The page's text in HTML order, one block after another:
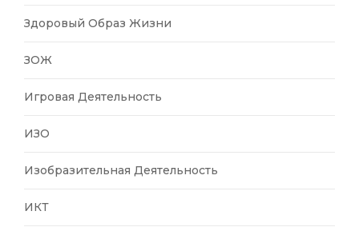
Здоровый Образ Жизни
ЗОЖ
Игровая Деятельность
ИЗО
Изобразительная Деятельность
ИКТ